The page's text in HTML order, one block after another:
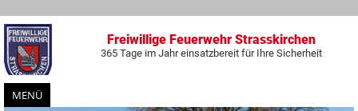
Freiwillige Feuerwehr Strasskirchen
365 Tage im Jahr einsatzbereit für Ihre Sicherheit
MENÜ